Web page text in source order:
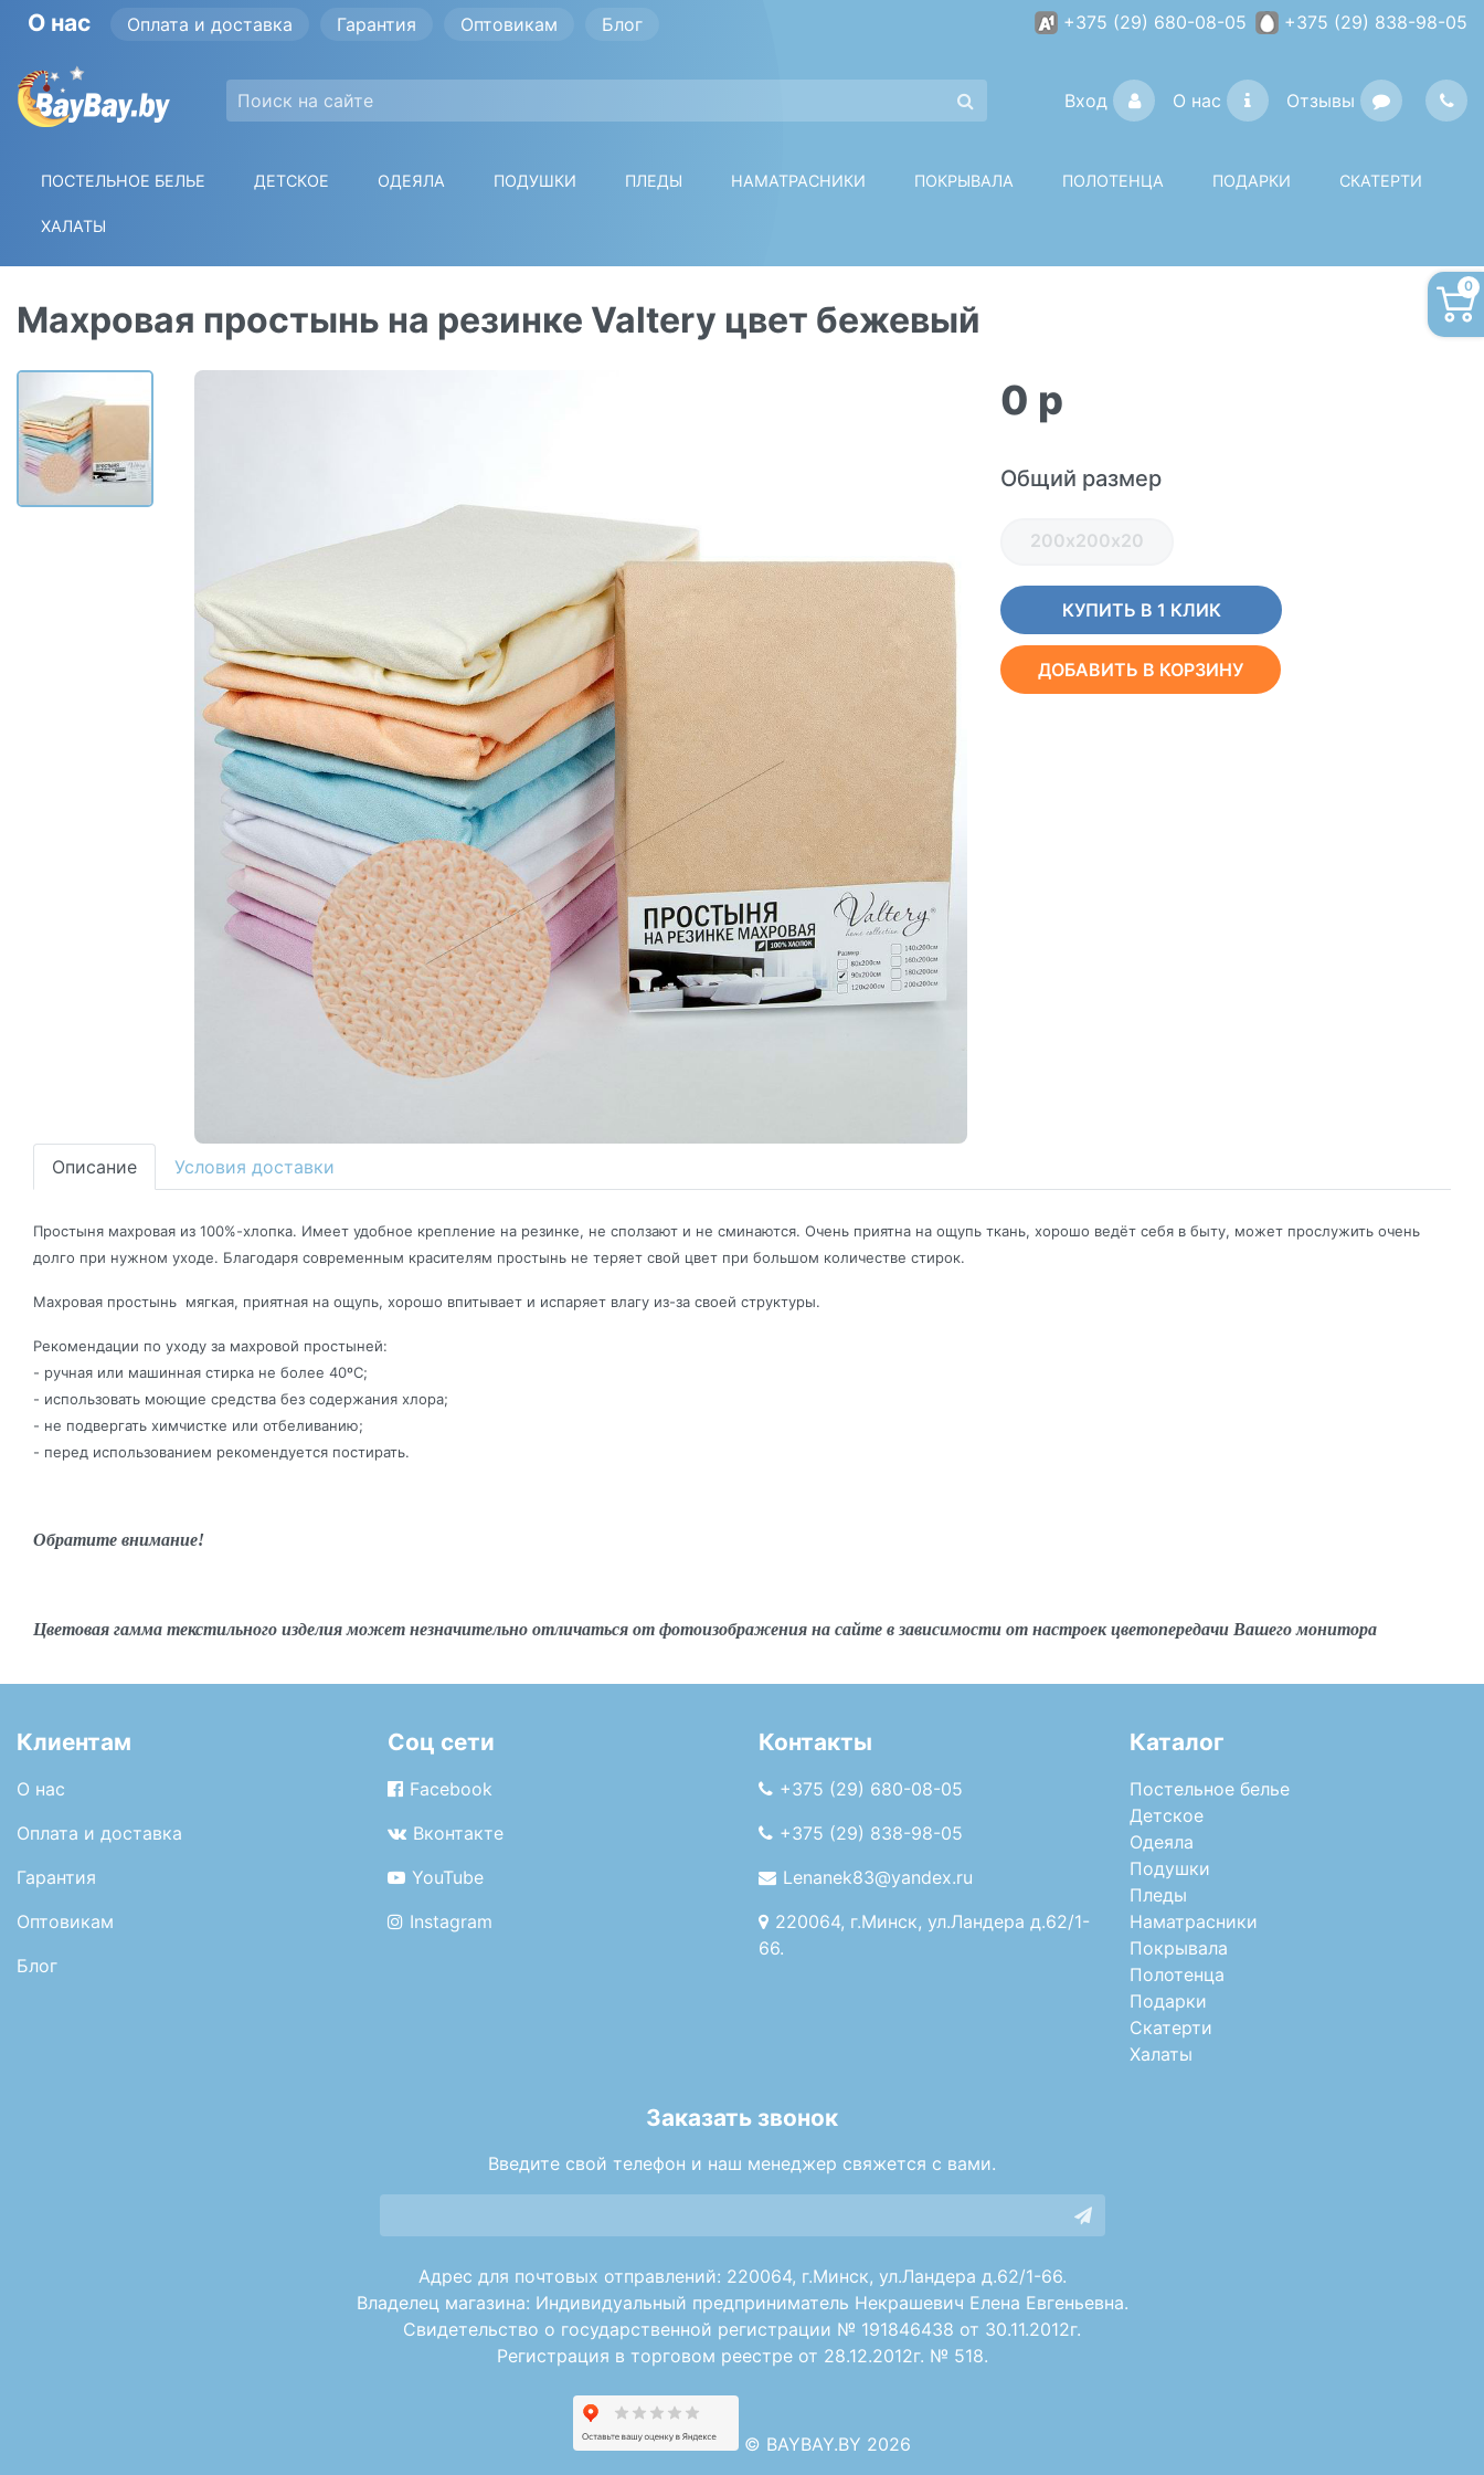
О нас Оплата и доставка Гарантия Оптовикам Блог +375 (29) 680-08-05 +375 (29) 838-98-05
Вход О нас Отзывы
0
ПОСТЕЛЬНОЕ БЕЛЬЕ ДЕТСКОЕ ОДЕЯЛА ПОДУШКИ ПЛЕДЫ НАМАТРАСНИКИ ПОКРЫВАЛА ПОЛОТЕНЦА ПОДАРКИ СКАТЕРТИ
ХАЛАТЫ
Махровая простынь на резинке Valtery цвет бежевый
0 p
Общий размер
200х200х20
КУПИТЬ В 1 КЛИК
ДОБАВИТЬ В КОРЗИНУ
Описание Условия доставки
Простыня махровая из 100%-хлопка. Имеет удобное крепление на резинке, не сползают и не сминаются. Очень приятна на ощупь ткань, хорошо ведёт себя в быту, может прослужить очень
долго при нужном уходе. Благодаря современным красителям простынь не теряет свой цвет при большом количестве стирок.
Махровая простынь мягкая, приятная на ощупь, хорошо впитывает и испаряет влагу из-за своей структуры.
Рекомендации по уходу за махровой простыней:
- ручная или машинная стирка не более 40ºС;
- использовать моющие средства без содержания хлора;
- не подвергать химчистке или отбеливанию;
- перед использованием рекомендуется постирать.
Обратите внимание!
Цветовая гамма текстильного изделия может незначительно отличаться от фотоизображения на сайте в зависимости от настроек цветопередачи Вашего монитора
Клиентам
О нас
Оплата и доставка
Гарантия
Оптовикам
Блог
Соц сети
Facebook
Вконтакте
YouTube
Instagram
Контакты
+375 (29) 680-08-05
+375 (29) 838-98-05
Lenanek83@yandex.ru
220064, г.Минск, ул.Ландера д.62/1-
66.
Каталог
Постельное белье
Детское
Одеяла
Подушки
Пледы
Наматрасники
Покрывала
Полотенца
Подарки
Скатерти
Халаты
Заказать звонок
Введите свой телефон и наш менеджер свяжется с вами.
Адрес для почтовых отправлений: 220064, г.Минск, ул.Ландера д.62/1-66.
Владелец магазина: Индивидуальный предприниматель Некрашевич Елена Евгеньевна.
Свидетельство о государственной регистрации № 191846438 от 30.11.2012г.
Регистрация в торговом реестре от 28.12.2012г. № 518.
© BAYBAY.BY 2026